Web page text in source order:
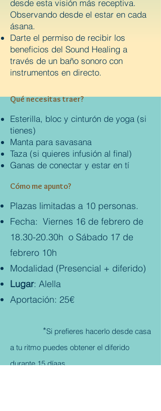
desde esta visión más receptiva.
Observando desde el estar en cada
ásana.
Darte el permiso de recibir los
beneficios del Sound Healing a
través de un baño sonoro con
instrumentos en directo.
Qué necesitas traer?
Cómo me apunto?
Esterilla, bloc y cinturón de yoga (si
tienes)
Manta para savasana
Taza (si quieres infusión al final)
Ganas de conectar y estar en tí
Plazas limitadas a 10 personas.
Fecha: Viernes 16 de febrero de
18.30-20.30h o Sábado 17 de
febrero 10h
Modalidad (Presencial + diferido)
Lugar: Alella
Aportación: 25€
*Si prefieres hacerlo desde casa
a tu ritmo puedes obtener el diferido
durante 15 díaas